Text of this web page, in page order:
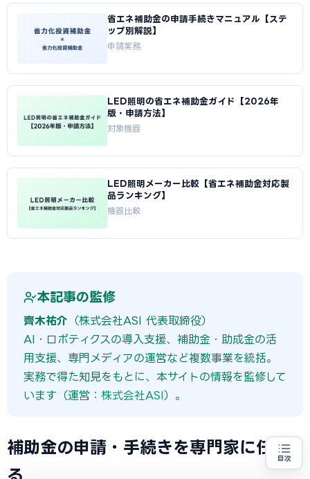
省エネ補助金の申請手続きマニュアル【ステ
ップ別解説】
申請実務
LED照明の省エネ補助金ガイド【2026年
版・申請方法】
対象機器
LED照明メーカー比較【省エネ補助金対応製
品ランキング】
機器比較
本記事の監修
齊木祐介 （株式会社ASI 代表取締役）
AI・ロボティクスの導入支援、補助金・助成金の活
用支援、専門メディアの運営など複数事業を統括。
実務で得た知見をもとに、本サイトの情報を監修して
います（運営： 株式会社ASI）。
補助金の申請・手続きを専門家に任せ
る
目次